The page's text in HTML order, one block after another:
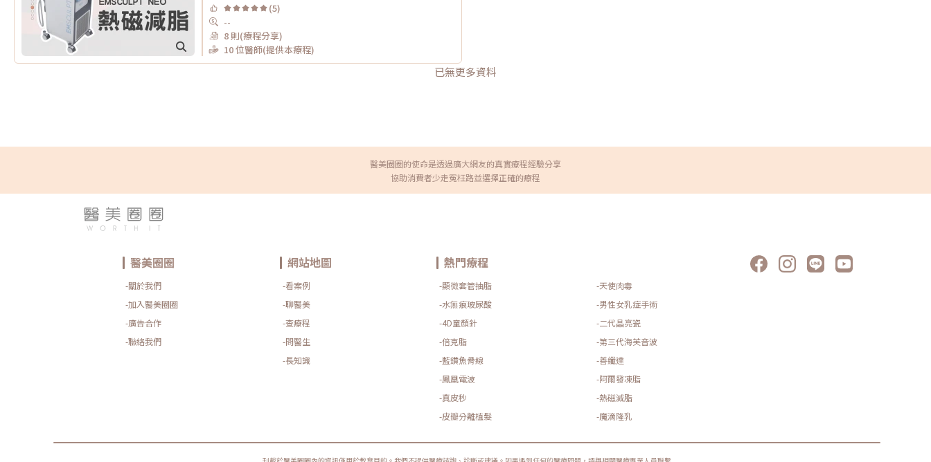
(5)
--
8 則(療程分享)
10 位醫師(提供本療程)
已無更多資料
醫美圈圈的使命是透過廣大網友的真實療程經驗分享
協助消費者少走冤枉路並選擇正確的療程
醫美圈圈
-關於我們
-加入醫美圈圈
-廣告合作
-聯絡我們
網站地圖
-看案例
-聊醫美
-查療程
-問醫生
-長知識
熱門療程
-顯微套管抽脂
-天使肉毒
-水無痕玻尿酸
-男性女乳症手術
-4D童顏針
-二代晶亮瓷
-倍克脂
-第三代海芙音波
-藍鑽魚骨線
-善纖達
-鳳凰電波
-阿爾發凍脂
-真皮秒
-熱磁減脂
-皮瓣分離植髮
-魔滴隆乳